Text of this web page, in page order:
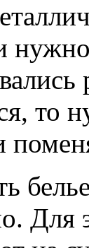
нужно
то
Для